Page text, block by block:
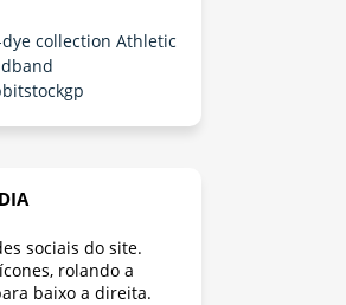
collection Athletic
sociais do site.
rolando a
baixo a direita.